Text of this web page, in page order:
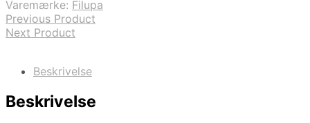
Varemærke: Filupa
Previous Product
Next Product
Beskrivelse
Beskrivelse